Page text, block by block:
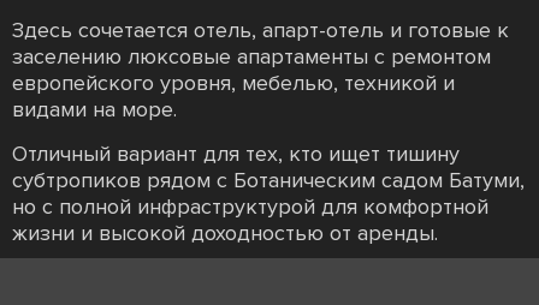
Здесь сочетается отель, апарт-отель и готовые к
заселению люксовые апартаменты с ремонтом
европейского уровня, мебелью, техникой и
видами на море.
Отличный вариант для тех, кто ищет тишину
субтропиков рядом с Ботаническим садом Батуми,
но с полной инфраструктурой для комфортной
жизни и высокой доходностью от аренды.